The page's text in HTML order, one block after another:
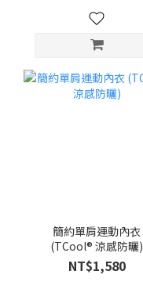
簡約單肩運動內衣
(TCool® 涼感防曬)
NT$1,580